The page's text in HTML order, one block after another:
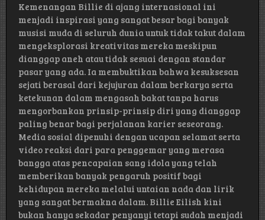
Kemenangan Billie di ajang internasional ini
menjadi inspirasi yang sangat besar bagi banyak
musisi muda di seluruh dunia untuk tidak takut dalam
mengeksplorasi kreativitas mereka meskipun
dianggap aneh atau tidak sesuai dengan standar
pasar yang ada. Ia membuktikan bahwa kesuksesan
sejati berasal dari kejujuran dalam berkarya serta
ketekunan dalam mengasah bakat tanpa harus
mengorbankan prinsip-prinsip diri yang dianggap
paling benar bagi perjalanan karier seseorang.
Media sosial dipenuhi dengan ucapan selamat serta
video reaksi dari para penggemar yang merasa
bangga atas pencapaian sang idola yang telah
memberikan banyak pengaruh positif bagi
kehidupan mereka melalui untaian nada dan lirik
yang sangat bermakna dalam. Billie Eilish kini
bukan hanya sekadar penyanyi tetapi sudah menjadi